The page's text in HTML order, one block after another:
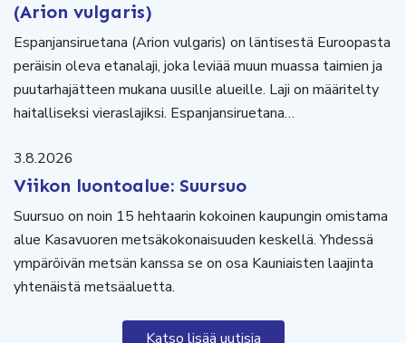
(Arion vulgaris)
Espanjansiruetana (Arion vulgaris) on läntisestä Euroopasta
peräisin oleva etanalaji, joka leviää muun muassa taimien ja
puutarhajätteen mukana uusille alueille. Laji on määritelty
haitalliseksi vieraslajiksi. Espanjansiruetana…
3.8.2026
Viikon luontoalue: Suursuo
Suursuo on noin 15 hehtaarin kokoinen kaupungin omistama
alue Kasavuoren metsäkokonaisuuden keskellä. Yhdessä
ympäröivän metsän kanssa se on osa Kauniaisten laajinta
yhtenäistä metsäaluetta.
Katso lisää uutisia